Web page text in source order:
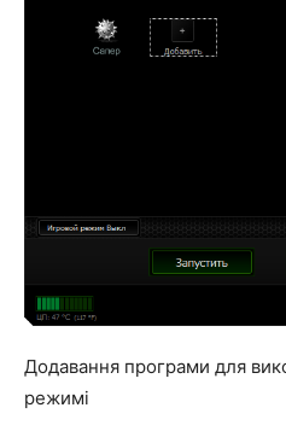
Додавання програми для
режимі